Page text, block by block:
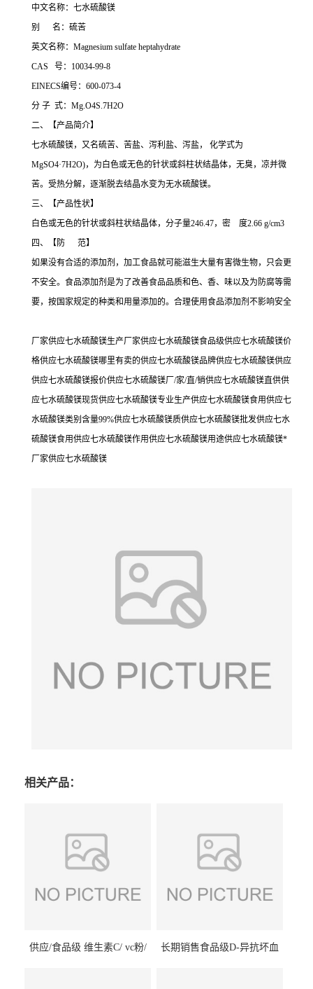
中文名称：七水硫酸镁
别 名：硫苦
英文名称：Magnesium sulfate heptahydrate
CAS 号：10034-99-8
EINECS编号：600-073-4
分 子 式：Mg.O4S.7H2O
二、【产品简介】
七水硫酸镁，又名硫苦、苦盐、泻利盐、泻盐， 化学式为
MgSO4·7H2O)，为白色或无色的针状或斜柱状结晶体，无臭，凉并微
苦。受热分解，逐渐脱去结晶水变为无水硫酸镁。
三、【产品性状】
白色或无色的针状或斜柱状结晶体，分子量246.47，密 度2.66 g/cm3
四、【防 范】
如果没有合适的添加剂，加工食品就可能滋生大量有害微生物，只会更
不安全。食品添加剂是为了改善食品品质和色、香、味以及为防腐等需
要，按国家规定的种类和用量添加的。合理使用食品添加剂不影响安全
厂家供应七水硫酸镁生产厂家供应七水硫酸镁食品级供应七水硫酸镁价
格供应七水硫酸镁哪里有卖的供应七水硫酸镁品牌供应七水硫酸镁供应
供应七水硫酸镁报价供应七水硫酸镁厂/家/直/销供应七水硫酸镁直供供
应七水硫酸镁现货供应七水硫酸镁专业生产供应七水硫酸镁食用供应七
水硫酸镁类别含量99%供应七水硫酸镁质供应七水硫酸镁批发供应七水
硫酸镁食用供应七水硫酸镁作用供应七水硫酸镁用途供应七水硫酸镁*
厂家供应七水硫酸镁
相关产品：
供应/食品级 维生素C/ vc粉/
长期销售食品级D-异抗坏血